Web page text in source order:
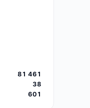
81 461
38
601